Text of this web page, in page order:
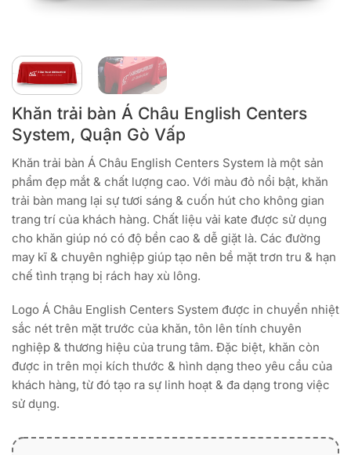
Khăn trải bàn Á Châu English Centers
System, Quận Gò Vấp
Khăn trải bàn Á Châu English Centers System là một sản
phẩm đẹp mắt & chất lượng cao. Với màu đỏ nổi bật, khăn
trải bàn mang lại sự tươi sáng & cuốn hút cho không gian
trang trí của khách hàng. Chất liệu vải kate được sử dụng
cho khăn giúp nó có độ bền cao & dễ giặt là. Các đường
may kĩ & chuyên nghiệp giúp tạo nên bề mặt trơn tru & hạn
chế tình trạng bị rách hay xù lông.
Logo Á Châu English Centers System được in chuyển nhiệt
sắc nét trên mặt trước của khăn, tôn lên tính chuyên
nghiệp & thương hiệu của trung tâm. Đặc biệt, khăn còn
được in trên mọi kích thước & hình dạng theo yêu cầu của
khách hàng, từ đó tạo ra sự linh hoạt & đa dạng trong việc
sử dụng.